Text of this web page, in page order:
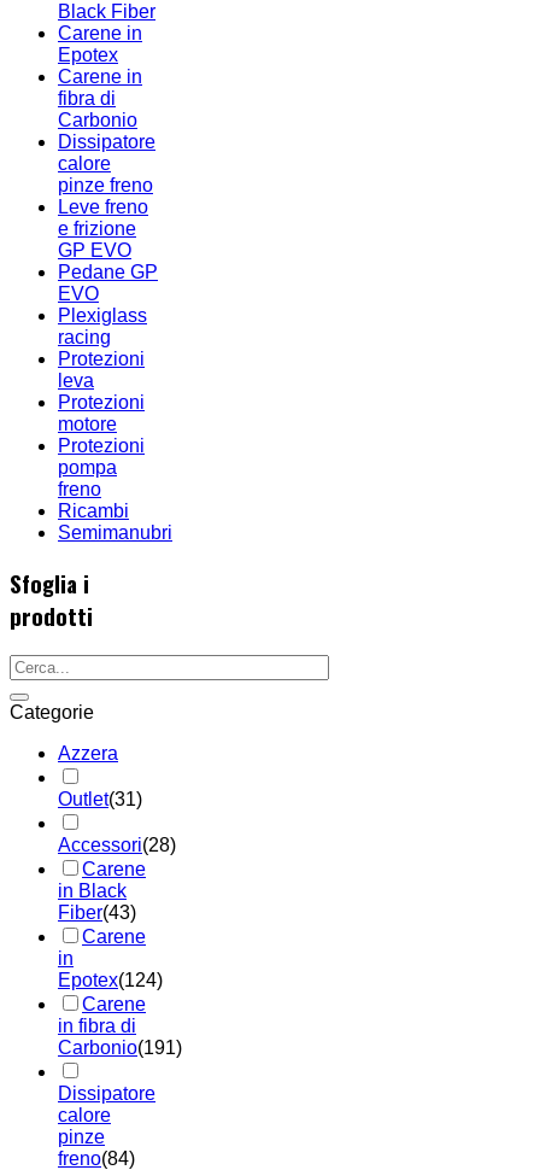
Black Fiber
Carene in
Epotex
Carene in
fibra di
Carbonio
Dissipatore
calore
pinze freno
Leve freno
e frizione
GP EVO
Pedane GP
EVO
Plexiglass
racing
Protezioni
leva
Protezioni
motore
Protezioni
pompa
freno
Ricambi
Semimanubri
Sfoglia i
prodotti
Categorie
Azzera
Outlet(31)
Accessori(28)
Carene
in Black
Fiber(43)
Carene
in
Epotex(124)
Carene
in fibra di
Carbonio(191)
Dissipatore
calore
pinze
freno(84)